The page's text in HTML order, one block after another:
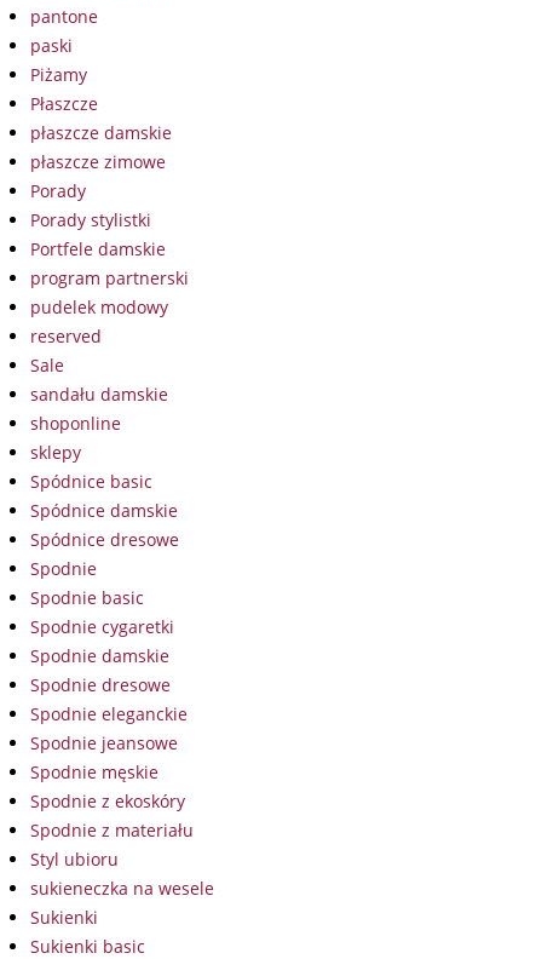
pantone
paski
Piżamy
Płaszcze
płaszcze damskie
płaszcze zimowe
Porady
Porady stylistki
Portfele damskie
program partnerski
pudelek modowy
reserved
Sale
sandału damskie
shoponline
sklepy
Spódnice basic
Spódnice damskie
Spódnice dresowe
Spodnie
Spodnie basic
Spodnie cygaretki
Spodnie damskie
Spodnie dresowe
Spodnie eleganckie
Spodnie jeansowe
Spodnie męskie
Spodnie z ekoskóry
Spodnie z materiału
Styl ubioru
sukieneczka na wesele
Sukienki
Sukienki basic